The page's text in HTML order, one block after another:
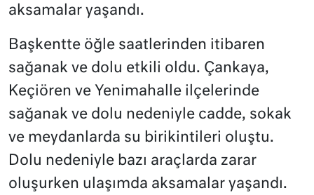
aksamalar yaşandı.
Başkentte öğle saatlerinden itibaren
sağanak ve dolu etkili oldu. Çankaya,
Keçiören ve Yenimahalle ilçelerinde
sağanak ve dolu nedeniyle cadde, sokak
ve meydanlarda su birikintileri oluştu.
Dolu nedeniyle bazı araçlarda zarar
oluşurken ulaşımda aksamalar yaşandı.